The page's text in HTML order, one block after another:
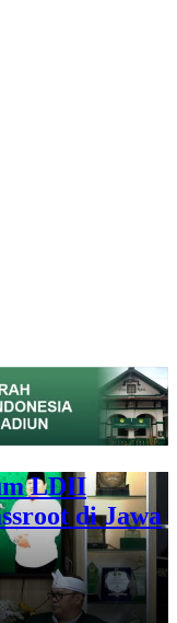
LDII
di Jawa